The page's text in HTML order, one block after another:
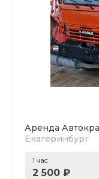
Аренда
Екатеринбург
1 час
2 500 ₽